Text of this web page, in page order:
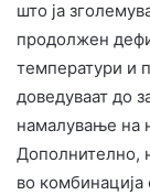
што ја
продолжен
температури и
доведуваат до
намалување на
Дополнително,
во комбинација